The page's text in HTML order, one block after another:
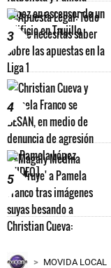
3
4
5
MOVIDA LOCAL